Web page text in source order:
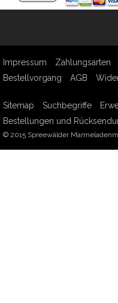
Impressum Zahlungsarten
Bestellvorgang
AGB
Sitemap Suchbegriffe
Bestellungen und
© 2015 Spreewälder